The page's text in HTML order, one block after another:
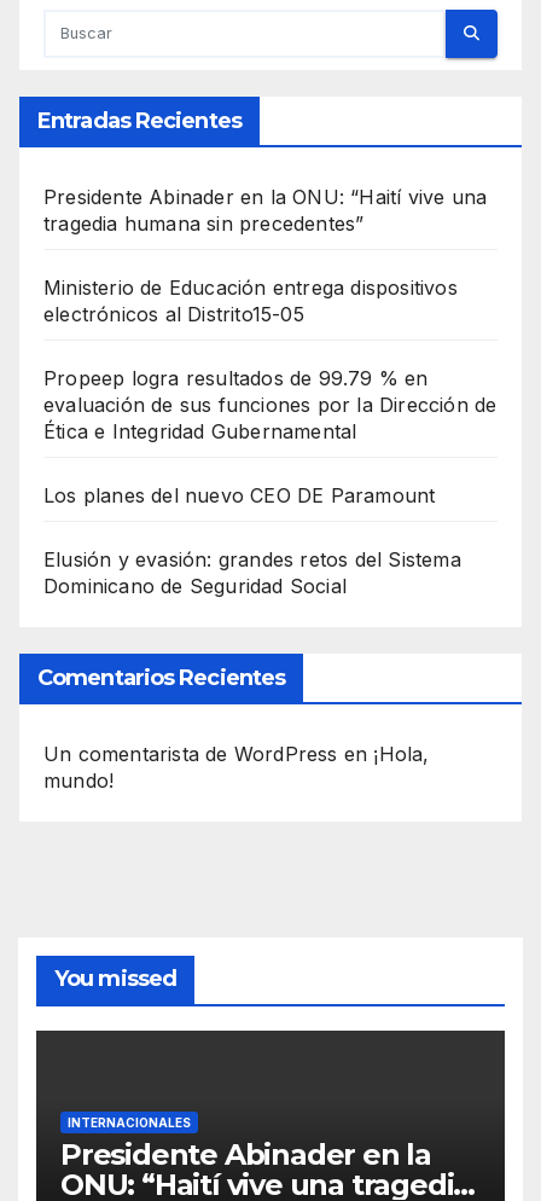
Entradas Recientes
Presidente Abinader en la ONU: “Haití vive una
tragedia humana sin precedentes”
Ministerio de Educación entrega dispositivos
electrónicos al Distrito15-05
Propeep logra resultados de 99.79 % en
evaluación de sus funciones por la Dirección de
Ética e Integridad Gubernamental
Los planes del nuevo CEO DE Paramount
Elusión y evasión: grandes retos del Sistema
Dominicano de Seguridad Social
Comentarios Recientes
Un comentarista de WordPress en ¡Hola,
mundo!
You missed
INTERNACIONALES
Presidente Abinader en la
ONU: “Haití vive una tragedia